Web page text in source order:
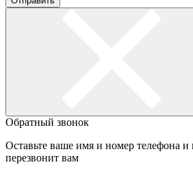
Обратный звонок
Оставьте ваше имя и номер телефона
перезвонит вам